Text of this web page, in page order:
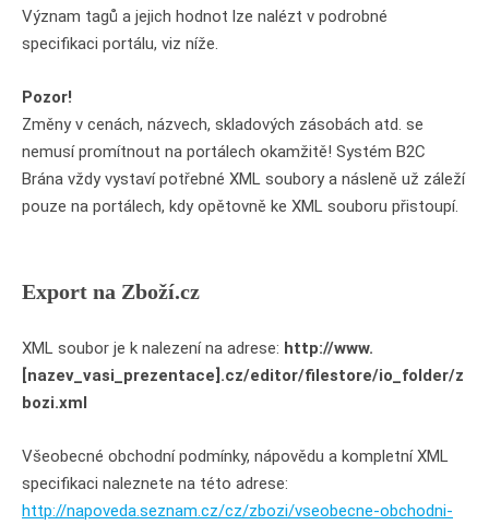
Význam tagů a jejich hodnot lze nalézt v podrobné
specifikaci portálu, viz níže.
Pozor!
Změny v cenách, názvech, skladových zásobách atd. se
nemusí promítnout na portálech okamžitě! Systém B2C
Brána vždy vystaví potřebné XML soubory a násleně už záleží
pouze na portálech, kdy opětovně ke XML souboru přistoupí.
Export na Zboží.cz
XML soubor je k nalezení na adrese: http://www.
[nazev_vasi_prezentace].cz/editor/filestore/io_folder/z
bozi.xml
Všeobecné obchodní podmínky, nápovědu a kompletní XML
specifikaci naleznete na této adrese:
http://napoveda.seznam.cz/cz/zbozi/vseobecne-obchodni-